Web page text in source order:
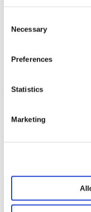
Selection
Necessary
Preferences
Statistics
Marketing
Carsten Nicolai,
Geuter